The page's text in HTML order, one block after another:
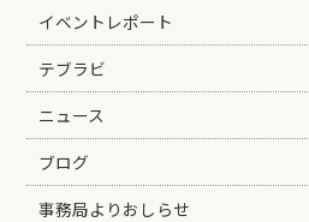
イベントレポート
テブラビ
ニュース
ブログ
事務局よりおしらせ